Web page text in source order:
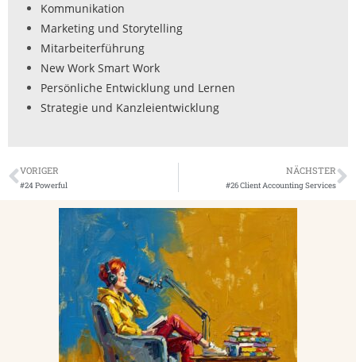
Kommunikation
Marketing und Storytelling
Mitarbeiterführung
New Work Smart Work
Persönliche Entwicklung und Lernen
Strategie und Kanzleientwicklung
VORIGER
#24 Powerful
NÄCHSTER
#26 Client Accounting Services